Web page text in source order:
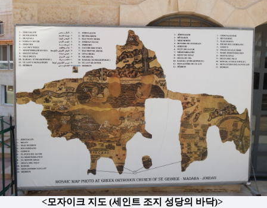
<모자이크 지도 (세인트 조지 성당의 바닥)>